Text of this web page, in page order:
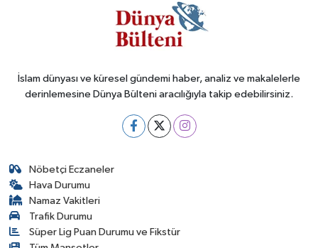
İslam dünyası ve küresel gündemi haber, analiz ve makalelerle
derinlemesine Dünya Bülteni aracılığıyla takip edebilirsiniz.
Nöbetçi Eczaneler
Hava Durumu
Namaz Vakitleri
Trafik Durumu
Süper Lig Puan Durumu ve Fikstür